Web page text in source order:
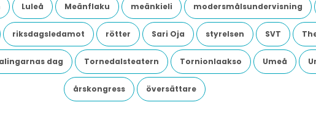
Luleå Meänflaku meänkieli modersmålsundervisning
riksdagsledamot rötter Sari Oja styrelsen SVT
dag Tornedalsteatern Tornionlaakso Umeå
årskongress översättare